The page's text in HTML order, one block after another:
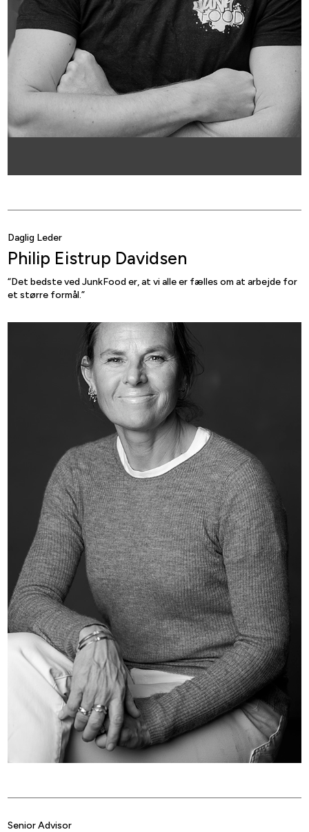
Daglig Leder
Philip Eistrup Davidsen
“Det bedste ved JunkFood er, at vi alle er fælles om at arbejde for
et større formål.”
Senior Advisor